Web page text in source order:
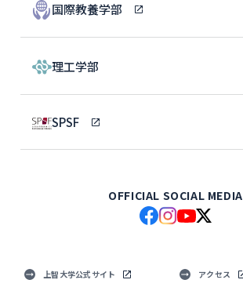
国際教養学部
理工学部
SPSF
OFFICIAL SOCIAL MEDIA
上智大学公式サイト アクセス